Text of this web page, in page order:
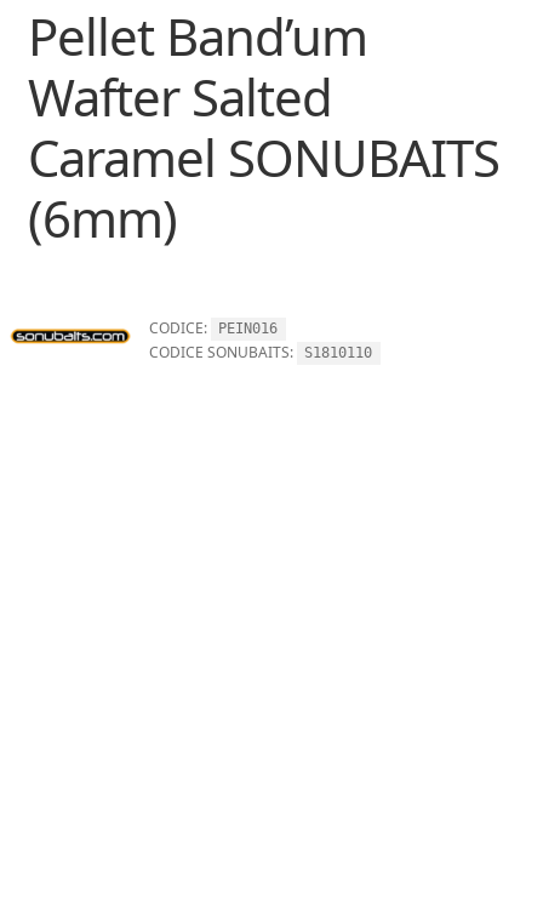
Pellet Band’um
Wafter Salted
Caramel SONUBAITS
(6mm)
CODICE: PEIN016
CODICE SONUBAITS: S1810110